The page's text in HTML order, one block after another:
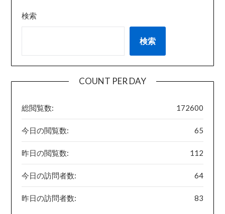
検索
検索
COUNT PER DAY
172600
総閲覧数:
65
今日の閲覧数:
112
昨日の閲覧数:
64
今日の訪問者数:
83
昨日の訪問者数: